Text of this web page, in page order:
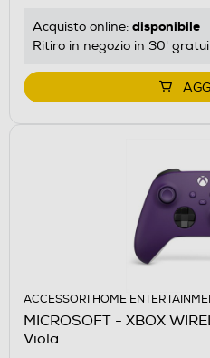
Acquisto online: disponibile
Ritiro in negozio in 30'
ACCESSORI HOME
MICROSOFT - XBOX
Viola